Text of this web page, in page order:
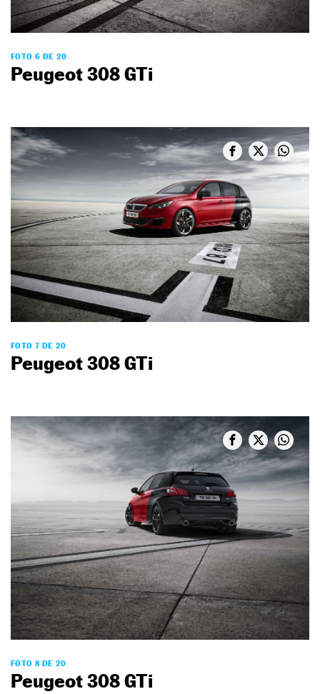
FOTO 6 DE 20
Peugeot 308 GTi
FOTO 7 DE 20
Peugeot 308 GTi
FOTO 8 DE 20
Peugeot 308 GTi